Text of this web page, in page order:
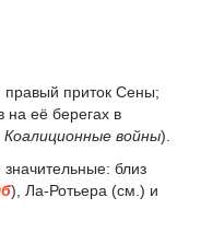
правый приток Сены;
на её берегах в
Коалиционные войны).
близ
), Ла-Ротьера (см.) и